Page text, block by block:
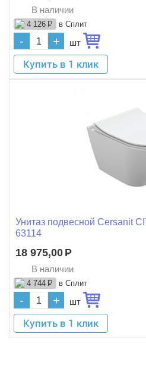
В наличии
4 126 Р в Сплит
- + шт
Купить в 1 клик
Унитаз подвесной Cersanit
63114
18 975,00 Р
В наличии
4 744 Р в Сплит
- + шт
Купить в 1 клик